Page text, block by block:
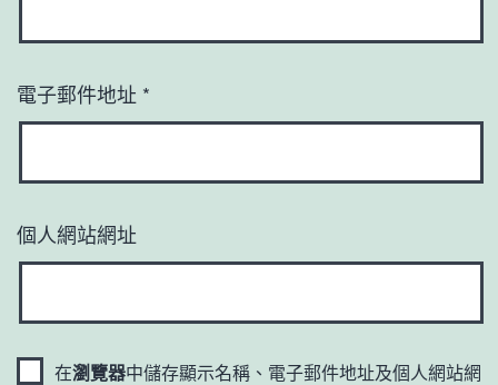
電子郵件地址 *
個人網站網址
在瀏覽器中儲存顯示名稱、電子郵件地址及個人網站網